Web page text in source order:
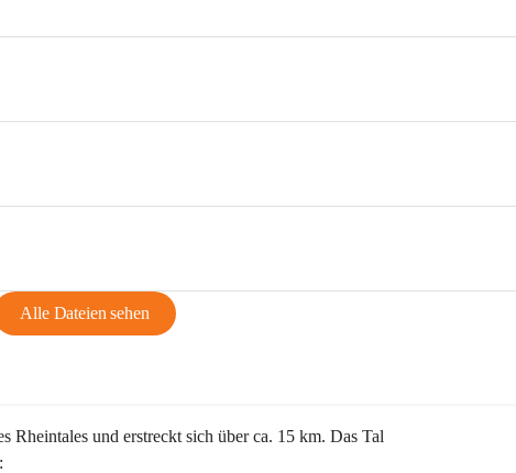
Alle Dateien sehen
Rheintales und erstreckt sich über ca. 15 km. Das Tal